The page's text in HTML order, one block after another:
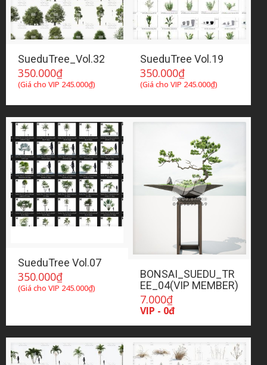
SueduTree_Vol.32
350.000₫
(Giá cho VIP 245.000₫)
SueduTree Vol.19
350.000₫
(Giá cho VIP 245.000₫)
SueduTree Vol.07
350.000₫
(Giá cho VIP 245.000₫)
BONSAI_SUEDU_TR
EE_04(VIP MEMBER)
7.000₫
VIP - 0đ